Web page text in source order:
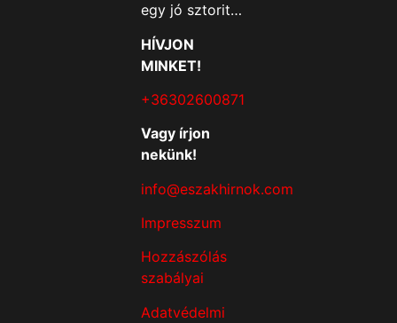
egy jó sztorit…
HÍVJON
MINKET!
+36302600871
Vagy írjon
nekünk!
info@eszakhirnok.com
Impresszum
Hozzászólás
szabályai
Adatvédelmi